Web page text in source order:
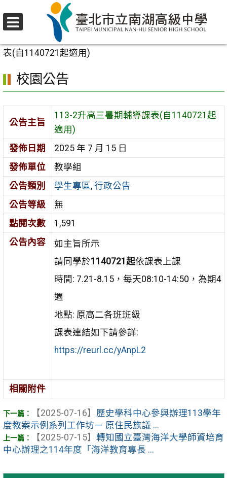
至
要
區
校園公告
表(自1140721起適用)
校園公告
公告主旨
113-2升高三暑期輔導課表(自1140721起
適用)
發佈日期
2025 年 7 月 15 日
發佈單位
教學組
公告類別
學生專區, 行政公告
公告等級
無
點閱次數
1,591
公告內容
如主旨所示
請同學於1140721起依課表上課
時間: 7.21-8.15，每天08:10-14:50，為期4
週
地點: 原高二各班班級
課表連結如下請參詳:
https://reurl.cc/yAnpL2
相關附件
【2025-07-16】 歷史學科中心參與辦理113學年
度教案示例系列工作坊－ 原住民族議 ...
【2025-07-15】 轉知國立臺灣海洋大學師資培育
中心辦理之114年度「海洋教育專長 ...
選
單